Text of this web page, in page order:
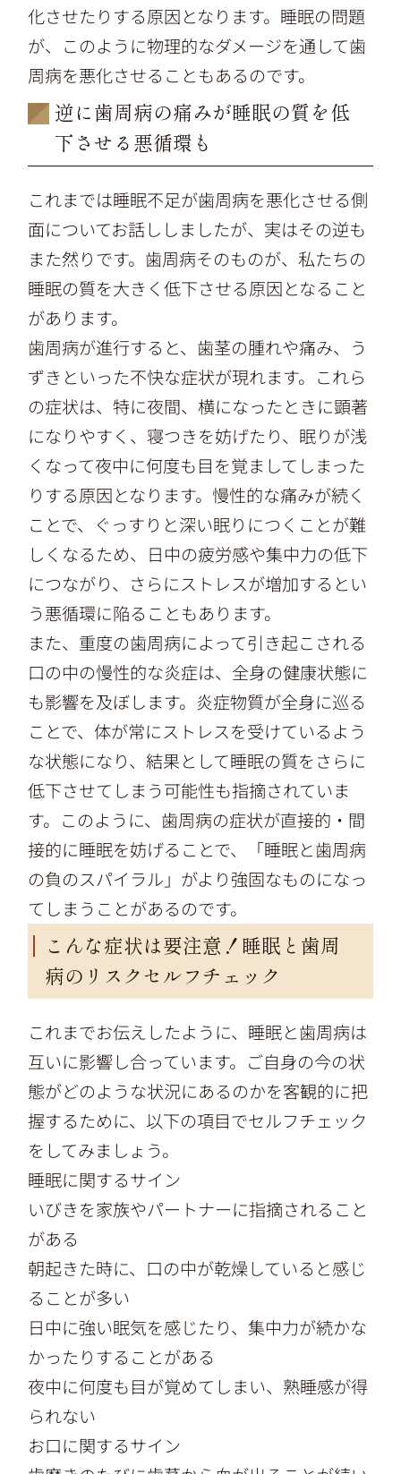
化させたりする原因となります。睡眠の問題
が、このように物理的なダメージを通して歯
周病を悪化させることもあるのです。
逆に歯周病の痛みが睡眠の質を低
下させる悪循環も
これまでは睡眠不足が歯周病を悪化させる側
面についてお話ししましたが、実はその逆も
また然りです。歯周病そのものが、私たちの
睡眠の質を大きく低下させる原因となること
があります。
歯周病が進行すると、歯茎の腫れや痛み、う
ずきといった不快な症状が現れます。これら
の症状は、特に夜間、横になったときに顕著
になりやすく、寝つきを妨げたり、眠りが浅
くなって夜中に何度も目を覚ましてしまった
りする原因となります。慢性的な痛みが続く
ことで、ぐっすりと深い眠りにつくことが難
しくなるため、日中の疲労感や集中力の低下
につながり、さらにストレスが増加するとい
う悪循環に陥ることもあります。
また、重度の歯周病によって引き起こされる
口の中の慢性的な炎症は、全身の健康状態に
も影響を及ぼします。炎症物質が全身に巡る
ことで、体が常にストレスを受けているよう
な状態になり、結果として睡眠の質をさらに
低下させてしまう可能性も指摘されていま
す。このように、歯周病の症状が直接的・間
接的に睡眠を妨げることで、「睡眠と歯周病
の負のスパイラル」がより強固なものになっ
てしまうことがあるのです。
こんな症状は要注意！睡眠と歯周
病のリスクセルフチェック
これまでお伝えしたように、睡眠と歯周病は
互いに影響し合っています。ご自身の今の状
態がどのような状況にあるのかを客観的に把
握するために、以下の項目でセルフチェック
をしてみましょう。
睡眠に関するサイン
いびきを家族やパートナーに指摘されること
がある
朝起きた時に、口の中が乾燥していると感じ
ることが多い
日中に強い眠気を感じたり、集中力が続かな
かったりすることがある
夜中に何度も目が覚めてしまい、熟睡感が得
られない
お口に関するサイン